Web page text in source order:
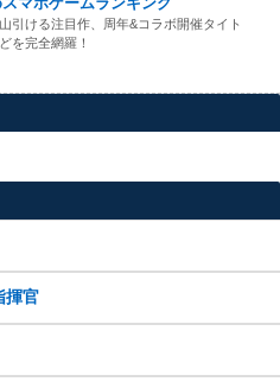
引ける注目作、周年&コラボ開催タイト
を完全網羅！
揮官